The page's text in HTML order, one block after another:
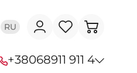
RU
+38068911 911 4